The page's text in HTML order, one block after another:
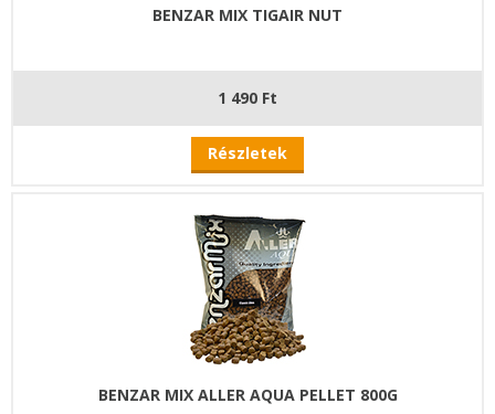
BENZAR MIX TIGAIR NUT
1 490 Ft
Részletek
BENZAR MIX ALLER AQUA PELLET 800G